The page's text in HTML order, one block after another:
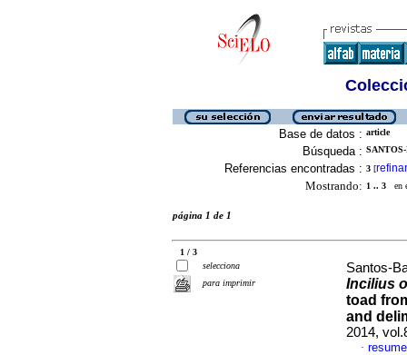
Base de datos : article
Búsqueda :
Referencias encontradas : 3 [refinar
Mostrando: 1 .. 3 en
página 1 de 1
1 / 3
selecciona
para imprimir
Santos-
Incilius
toad
and
2014,
·